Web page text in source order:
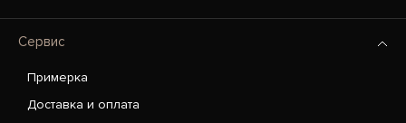
Сервис
Примерка
Доставка и оплата